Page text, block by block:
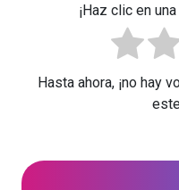
¡Haz clic en
Hasta ahora, ¡no hay